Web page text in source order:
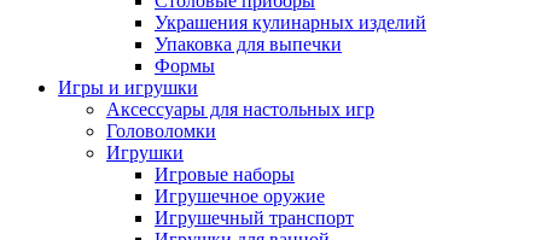
Украшения кулинарных изделий
Упаковка для выпечки
Формы
Игры и игрушки
Аксессуары для настольных игр
Головоломки
Игрушки
Игровые наборы
Игрушечное оружие
Игрушечный транспорт